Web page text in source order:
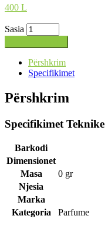
400 L
Sasia
Përshkrim
Specifikimet
Përshkrim
Specifikimet Teknike
Barkodi
Dimensionet
Masa
0 gr
Njesia
Marka
Kategoria
Parfume